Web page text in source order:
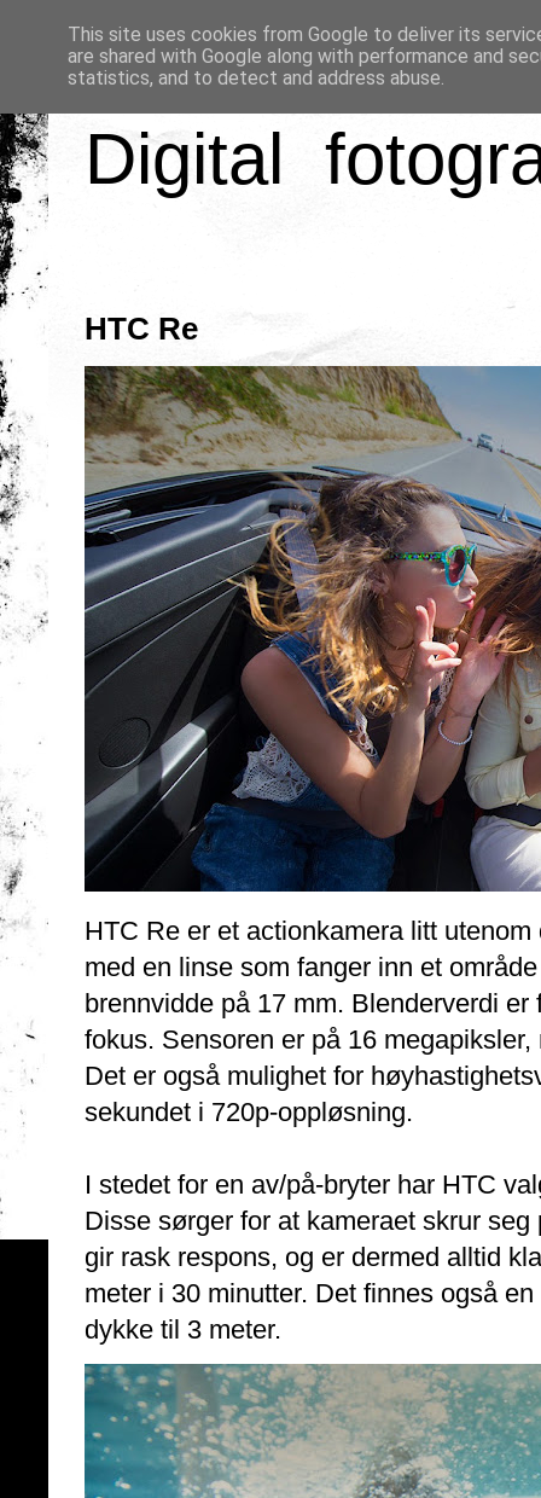
Digital
HTC Re
HTC Re er et actionkamera litt
med en linse som fanger inn et
brennvidde på 17 mm. Blenderverdi
fokus. Sensoren er på 16
Det er også mulighet for
sekundet i 720p-oppløsning.
I stedet for en av/på-bryter har HTC
Disse sørger for at kameraet skrur
gir rask respons, og er dermed alltid
meter i 30 minutter. Det finnes også
dykke til 3 meter.
This site uses cookies from Google to deliver its
are shared with Google along with performance and
statistics, and to detect and address abuse.